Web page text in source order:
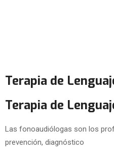
Terapia de
Terapia de
Las fonoaudiólogas son los
prevención, diagnóstico